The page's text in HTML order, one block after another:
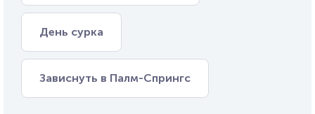
День сурка
Зависнуть в Палм-Спрингс